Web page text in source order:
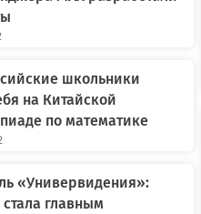
школьники
на Китайской
по математике
«Универвидения»:
главным